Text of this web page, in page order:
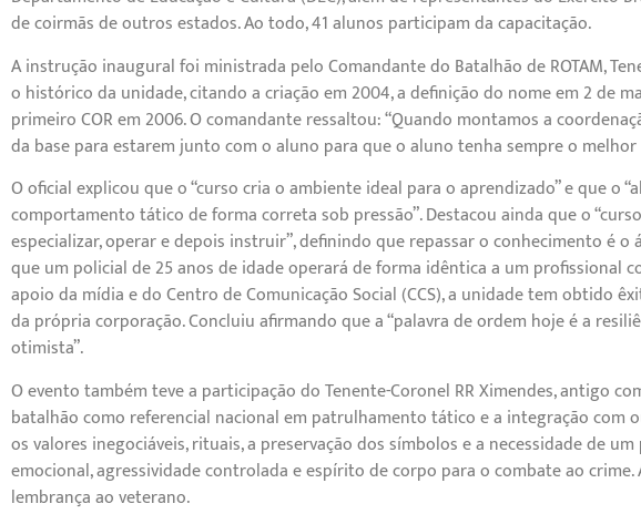
de coirmãs de outros estados. Ao todo, 41 alunos participam da capacitação.
A instrução inaugural foi ministrada pelo Comandante do Batalhão de ROTAM,
o histórico da unidade, citando a criação em 2004, a definição do nome em 2 de
primeiro COR em 2006. O comandante ressaltou: “Quando montamos a
da base para estarem junto com o aluno para que o aluno tenha sempre o
O oficial explicou que o “curso cria o ambiente ideal para o aprendizado” e que o
comportamento tático de forma correta sob pressão”. Destacou ainda que o
especializar, operar e depois instruir”, definindo que repassar o conhecimento é
que um policial de 25 anos de idade operará de forma idêntica a um profissional
apoio da mídia e do Centro de Comunicação Social (CCS), a unidade tem obtido
da própria corporação. Concluiu afirmando que a “palavra de ordem hoje é a
otimista”.
O evento também teve a participação do Tenente-Coronel RR Ximendes, antigo
batalhão como referencial nacional em patrulhamento tático e a integração com
os valores inegociáveis, rituais, a preservação dos símbolos e a necessidade de
emocional, agressividade controlada e espírito de corpo para o combate ao
lembrança ao veterano.